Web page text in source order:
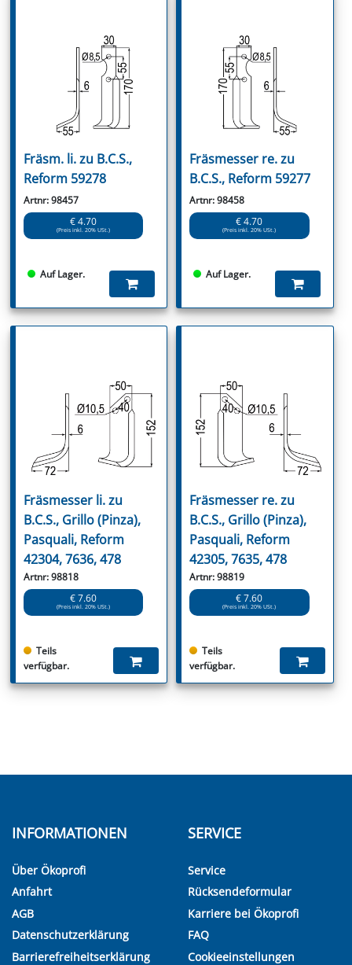
Fräsm. li. zu B.C.S.,
Reform 59278
Artnr: 98457
€ 4.70
(Preis inkl. 20% USt.)
Auf Lager.
Fräsmesser re. zu
B.C.S., Reform 59277
Artnr: 98458
€ 4.70
(Preis inkl. 20% USt.)
Auf Lager.
Fräsmesser li. zu
B.C.S., Grillo (Pinza),
Pasquali, Reform
42304, 7636, 478
Artnr: 98818
€ 7.60
(Preis inkl. 20% USt.)
Teils
verfügbar.
Fräsmesser re. zu
B.C.S., Grillo (Pinza),
Pasquali, Reform
42305, 7635, 478
Artnr: 98819
€ 7.60
(Preis inkl. 20% USt.)
Teils
verfügbar.
INFORMATIONEN
Über Ökoprofi
Anfahrt
AGB
Datenschutzerklärung
Barrierefreiheitserklärung
SERVICE
Service
Rücksendeformular
Karriere bei Ökoprofi
FAQ
Cookieeinstellungen